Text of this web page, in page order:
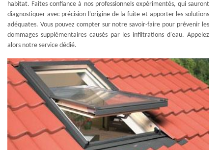
habitat. Faites confiance à nos professionnels expérimentés, qui sauront
diagnostiquer avec précision l'origine de la fuite et apporter les solutions
adéquates. Vous pouvez compter sur notre savoir-faire pour prévenir les
dommages supplémentaires causés par les infiltrations d'eau. Appelez
alors notre service dédié.